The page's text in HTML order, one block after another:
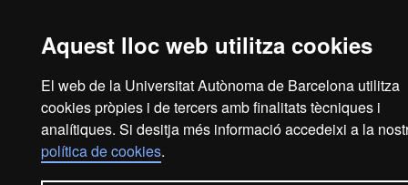
Aquest lloc web utilitza cookies
El web de la Universitat Autònoma de Barcelona utilitza
cookies pròpies i de tercers amb finalitats tècniques i
analítiques. Si desitja més informació accedeixi a la
política de cookies.
Avís legal Protecció de dades
Sobre el web
2026 Universitat Autònoma de
Barcelona